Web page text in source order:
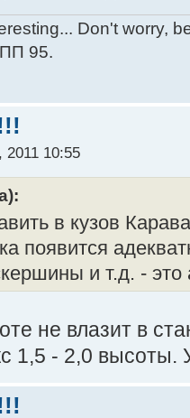
Don't worry,
95.
10:55
в кузов
появится
и т.д. - это
не влазит в
1,5 - 2,0